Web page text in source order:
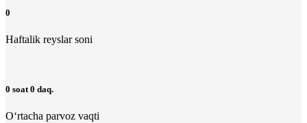
0
Haftalik reyslar soni
0 soat 0 daq.
O‘rtacha parvoz vaqti